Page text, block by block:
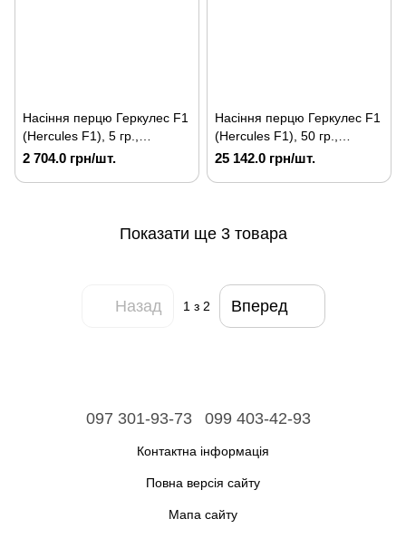
Насіння перцю Геркулес F1
(Hercules F1), 5 гр.,
солодкого
2 704.0 грн/шт.
Насіння перцю Геркулес F1
(Hercules F1), 50 гр.,
солодкого
25 142.0 грн/шт.
Показати ще 3 товара
Назад 1 з 2 Вперед
097 301-93-73 099 403-42-93
Контактна інформація
Повна версія сайту
Мапа сайту